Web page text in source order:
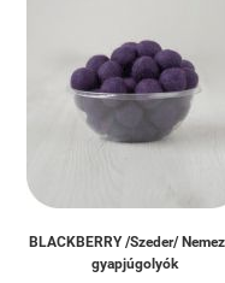
BLACKBERRY /Szeder/
gyapjúgolyók